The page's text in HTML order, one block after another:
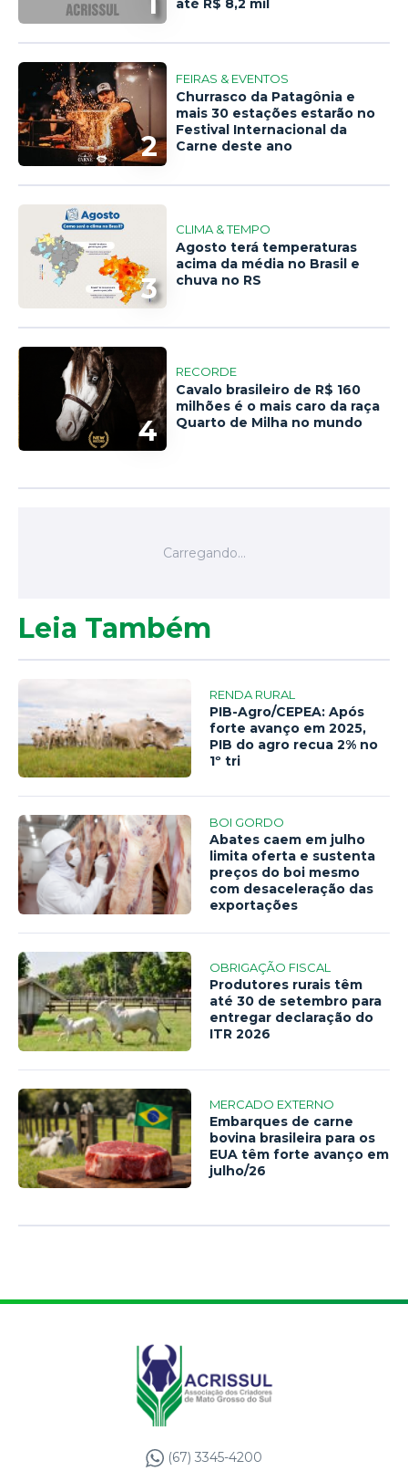
até R$ 8,2 mil
2
FEIRAS & EVENTOS
Churrasco da Patagônia e
mais 30 estações estarão no
Festival Internacional da
Carne deste ano
3
CLIMA & TEMPO
Agosto terá temperaturas
acima da média no Brasil e
chuva no RS
4
RECORDE
Cavalo brasileiro de R$ 160
milhões é o mais caro da raça
Quarto de Milha no mundo
Leia Também
RENDA RURAL
PIB-Agro/CEPEA: Após
forte avanço em 2025,
PIB do agro recua 2% no
1º tri
BOI GORDO
Abates caem em julho
limita oferta e sustenta
preços do boi mesmo
com desaceleração das
exportações
OBRIGAÇÃO FISCAL
Produtores rurais têm
até 30 de setembro para
entregar declaração do
ITR 2026
MERCADO EXTERNO
Embarques de carne
bovina brasileira para os
EUA têm forte avanço em
julho/26
(67) 3345-4200